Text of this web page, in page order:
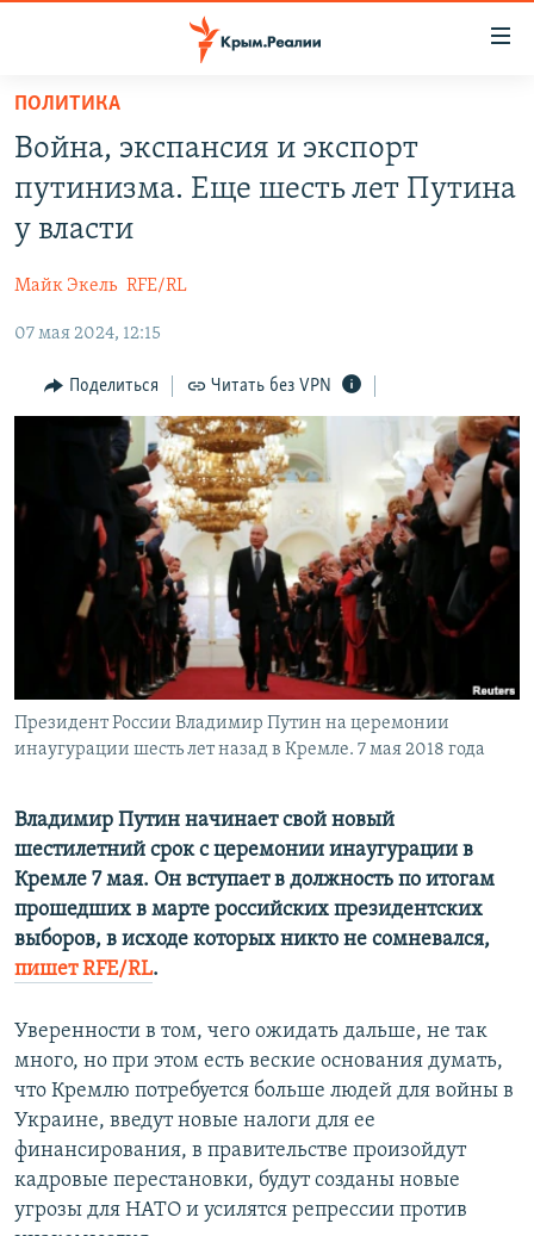
Вернуться
основному
содержанию
Вернутся
главной
Вернутся
поиску
СПЕЦПРОЕКТЫ
11 ЛЕТ ОККУПАЦИИ КРЫМА. 11 ИСТОРИЙ СОПРОТИВЛЕНИЯ
ВОДА
ЕЩЕ
ИНТЕРАКТИВ
ИНФОГРАФИКА
ТЕЛЕПРОЕКТ КРЫМ.РЕАЛИИ
СОВЕТЫ ПРАВОЗАЩИТНИКОВ
ПРОПАВШИЕ БЕЗ ВЕСТИ
ПОБЕДИТЕЛЕЙ НЕ СУДЯТ?
КРЫМ.НЕПОКОРЕННЫЙ
УКРАИНСКАЯ ПРОБЛЕМА КРЫМА
РАДІО СВОБОДА
КАК ОБОЙТИ БЛОКИРОВКУ
Українською
ПРИСОЕДИНЯЙТЕСЬ!
Все сайты RFE/RL
ПОЛИТИКА
Война, экспансия и экспорт
путинизма. Еще шесть лет Путина
у власти
Майк Экель RFE/RL
07 мая 2024, 12:15
Поделиться Читать без VPN
Президент России Владимир Путин на церемонии
инаугурации шесть лет назад в Кремле. 7 мая 2018 года
Владимир Путин начинает свой новый
шестилетний срок с церемонии инаугурации в
Кремле 7 мая. Он вступает в должность по итогам
прошедших в марте российских президентских
выборов, в исходе которых никто не сомневался,
пишет RFE/RL.
Уверенности в том, чего ожидать дальше, не так
много, но при этом есть веские основания думать,
что Кремлю потребуется больше людей для войны в
Украине, введут новые налоги для ее
финансирования, в правительстве произойдут
кадровые перестановки, будут созданы новые
угрозы для НАТО и усилятся репрессии против